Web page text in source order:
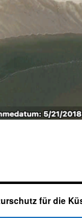
für die